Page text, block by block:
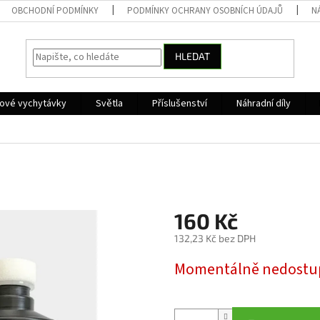
OBCHODNÍ PODMÍNKY PODMÍNKY OCHRANY OSOBNÍCH ÚDAJŮ
HLEDAT
vychytávky Světla Příslušenství Náhradní díly
160 Kč
132,23 Kč bez DPH
cena:
Momentálně